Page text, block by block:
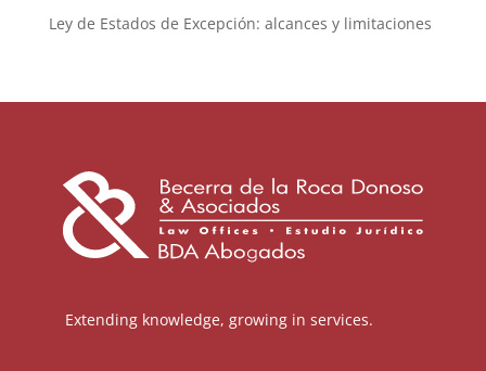
Ley de Estados de Excepción: alcances y limitaciones
Extending knowledge, growing in services.